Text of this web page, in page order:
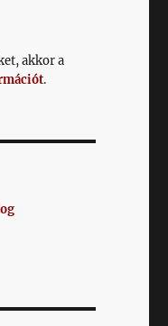
akkor a
.